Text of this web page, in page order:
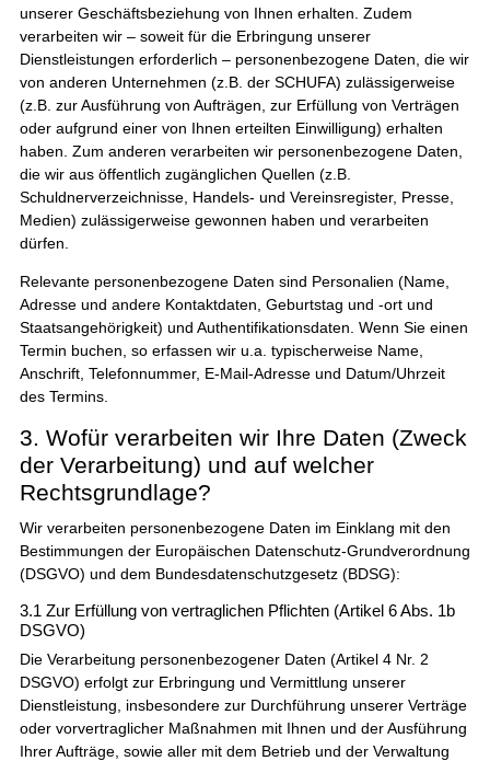
unserer Geschäftsbeziehung von Ihnen erhalten. Zudem
verarbeiten wir – soweit für die Erbringung unserer
Dienstleistungen erforderlich – personenbezogene Daten, die wir
von anderen Unternehmen (z.B. der SCHUFA) zulässigerweise
(z.B. zur Ausführung von Aufträgen, zur Erfüllung von Verträgen
oder aufgrund einer von Ihnen erteilten Einwilligung) erhalten
haben. Zum anderen verarbeiten wir personenbezogene Daten,
die wir aus öffentlich zugänglichen Quellen (z.B.
Schuldnerverzeichnisse, Handels- und Vereinsregister, Presse,
Medien) zulässigerweise gewonnen haben und verarbeiten
dürfen.
Relevante personenbezogene Daten sind Personalien (Name,
Adresse und andere Kontaktdaten, Geburtstag und -ort und
Staatsangehörigkeit) und Authentifikationsdaten. Wenn Sie einen
Termin buchen, so erfassen wir u.a. typischerweise Name,
Anschrift, Telefonnummer, E-Mail-Adresse und Datum/Uhrzeit
des Termins.
3. Wofür verarbeiten wir Ihre Daten (Zweck
der Verarbeitung) und auf welcher
Rechtsgrundlage?
Wir verarbeiten personenbezogene Daten im Einklang mit den
Bestimmungen der Europäischen Datenschutz-Grundverordnung
(DSGVO) und dem Bundesdatenschutzgesetz (BDSG):
3.1 Zur Erfüllung von vertraglichen Pflichten (Artikel 6 Abs. 1b
DSGVO)
Die Verarbeitung personenbezogener Daten (Artikel 4 Nr. 2
DSGVO) erfolgt zur Erbringung und Vermittlung unserer
Dienstleistung, insbesondere zur Durchführung unserer Verträge
oder vorvertraglicher Maßnahmen mit Ihnen und der Ausführung
Ihrer Aufträge, sowie aller mit dem Betrieb und der Verwaltung